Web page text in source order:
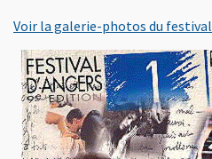
Voir la galerie-photos du festival